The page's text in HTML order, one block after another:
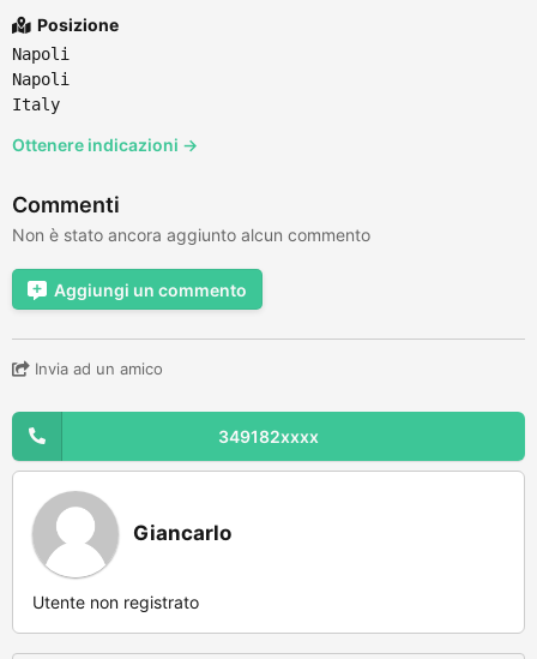
Posizione
Napoli
Napoli
Italy
Ottenere indicazioni →
Commenti
Non è stato ancora aggiunto alcun commento
Aggiungi un commento
Invia ad un amico
349182xxxx
Giancarlo
Utente non registrato